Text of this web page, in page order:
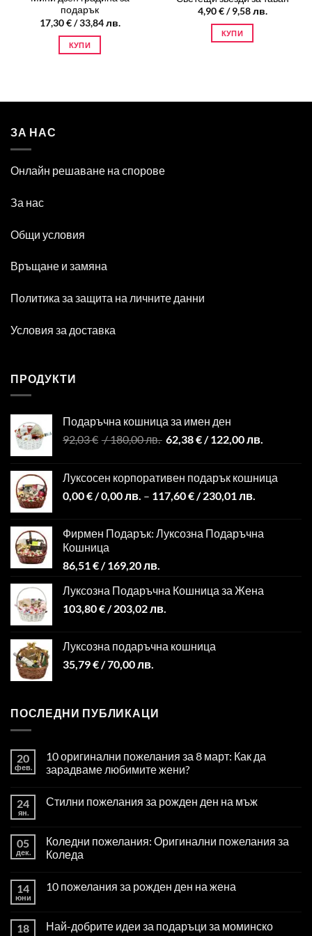
подарък
17,30€/ 33,84 лв.
КУПИ
4,90€/ 9,58 лв.
КУПИ
ЗА НАС
Онлайн решаване на спорове
За нас
Общи условия
Връщане и замяна
Политика за защита на личните данни
Условия за доставка
ПРОДУКТИ
Подаръчна кошница за имен ден
92,03€ / 180,00 лв. Original
92,03 €
/
62,38€/ 122,00 лв.
62,38 €
Луксосен корпоративен подарък кошница
0,00€/ 0,00 лв. – 117,60€/ 230,01 лв.
Фирмен Подарък: Луксозна Подаръчна
Кошница
86,51€/ 169,20 лв.
Луксозна Подаръчна Кошница за Жена
103,80€/ 203,02 лв.
Луксозна подаръчна кошница
35,79€/ 70,00 лв.
ПОСЛЕДНИ ПУБЛИКАЦИ
20
фев.
10 оригинални пожелания за 8 март: Как да
зарадваме любимите жени?
24
ян.
Стилни пожелания за рожден ден на мъж
05
дек.
Коледни пожелания: Оригинални пожелания за
Коледа
14
юни
10 пожелания за рожден ден на жена
18
Най-добрите идеи за подаръци за моминско